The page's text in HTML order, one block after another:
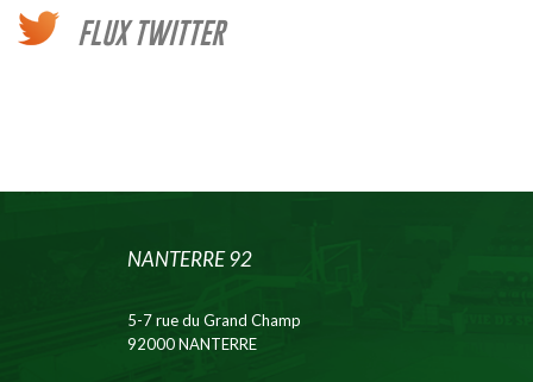
FLUX TWITTER
NANTERRE 92
5-7 rue du Grand Champ
92000 NANTERRE